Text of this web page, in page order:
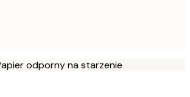
odporny na starzenie